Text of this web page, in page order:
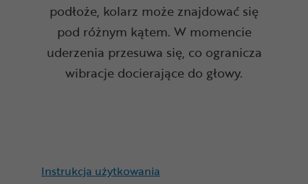
podłoże, kolarz może znajdować się
pod różnym kątem. W momencie
uderzenia przesuwa się, co ogranicza
wibracje docierające do głowy.
Instrukcja użytkowania